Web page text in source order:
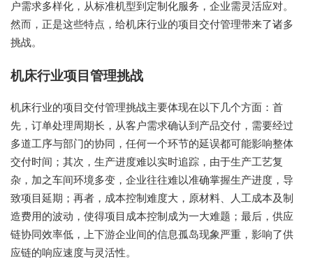
户需求多样化，从标准机型到定制化服务，企业需灵活应对。
然而，正是这些特点，给机床行业的项目交付管理带来了诸多
挑战。
机床行业项目管理挑战
机床行业的项目交付管理挑战主要体现在以下几个方面：首
先，订单处理周期长，从客户需求确认到产品交付，需要经过
多道工序与部门的协同，任何一个环节的延误都可能影响整体
交付时间；其次，生产进度难以实时追踪，由于生产工艺复
杂，加之车间环境多变，企业往往难以准确掌握生产进度，导
致项目延期；再者，成本控制难度大，原材料、人工成本及制
造费用的波动，使得项目成本控制成为一大难题；最后，供应
链协同效率低，上下游企业间的信息孤岛现象严重，影响了供
应链的响应速度与灵活性。